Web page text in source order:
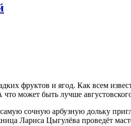
фруктов и ягод. Как всем
может быть лучше
сочную арбузную дольку
Лариса Цыгулёва проведёт